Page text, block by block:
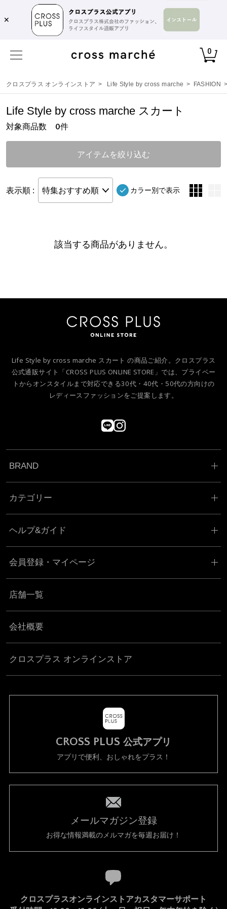
✕
0
クロスプラス オンラインストア > Life Style by cross marche > FASHION
対象商品数 0件
Life Style by cross marche スカート
アイテムを絞り込む
表示順 : 特集おすすめ順 カラー別で表示
該当する商品がありません。
Life Style by cross marche スカート の商品ご紹介。クロスプラス
公式通販サイト「CROSS PLUS ONLINE STORE」では、プライベー
トからオンスタイルまで対応できる30代・40代・50代の方向けの
レディースファッションをご提案します。
BRAND
カテゴリー
ヘルプ&ガイド
会員登録・マイページ
店舗一覧
会社概要
クロスプラス オンラインストア
CROSS PLUS 公式アプリ
アプリで便利、おしゃれをプラス！
メールマガジン登録
お得な情報満載のメルマガを毎週お届け！
クロスプラスオンラインストアカスタマーサポート